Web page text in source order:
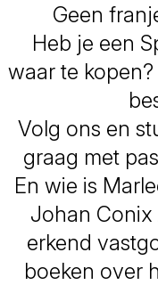
Geen
Heb je een
waar te
Volg ons en
graag met
En wie is
Johan Conix
erkend
boeken over